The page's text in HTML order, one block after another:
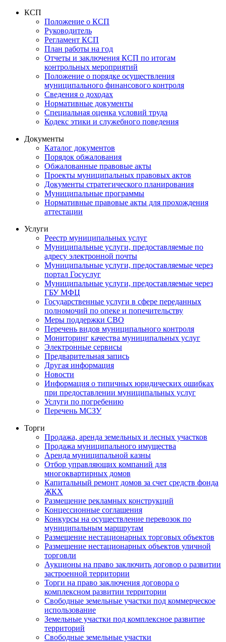
КСП
Положение о КСП
Руководитель
Регламент КСП
План работы на год
Отчеты и заключения КСП по итогам
контрольных мероприятий
Положение о порядке осуществления
муниципального финансового контроля
Сведения о доходах
Нормативные документы
Специальная оценка условий труда
Кодекс этики и служебного поведения
Документы
Каталог документов
Порядок обжалования
Обжалованные правовые акты
Проекты муниципальных правовых актов
Документы стратегического планирования
Муниципальные программы
Нормативные правовые акты для прохождения
аттестации
Услуги
Реестр муниципальных услуг
Муниципальные услуги, предоставляемые по
адресу электронной почты
Муниципальные услуги, предоставляемые через
портал Госуслуг
Муниципальные услуги, предоставляемые через
ГБУ МФЦ
Государственные услуги в сфере переданных
полномочий по опеке и попечительству
Меры поддержки СВО
Перечень видов муниципального контроля
Мониторинг качества муниципальных услуг
Электронные сервисы
Предварительная запись
Другая информация
Новости
Информация о типичных юридических ошибках
при предоставлении муниципальных услуг
Услуги по погребению
Перечень МСЗУ
Торги
Продажа, аренда земельных и лесных участков
Продажа муниципального имущества
Аренда муниципальной казны
Отбор управляющих компаний для
многоквартирных домов
Капитальный ремонт домов за счет средств фонда
ЖКХ
Размещение рекламных конструкций
Концессионные соглашения
Конкурсы на осуществление перевозок по
муниципальным маршрутам
Размещение нестационарных торговых объектов
Размещение нестационарных объектов уличной
торговли
Аукционы на право заключить договор о развитии
застроенной территории
Торги на право заключения договора о
комплексном развитии территории
Свободные земельные участки под коммерческое
использование
Земельные участки под комплексное развитие
территорий
Свободные земельные участки